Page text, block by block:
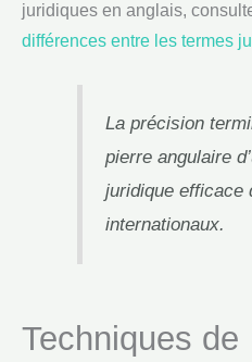
juridiques en anglais,
différences entre les termes
La précision
pierre angulaire
juridique efficace
internationaux.
Techniques de